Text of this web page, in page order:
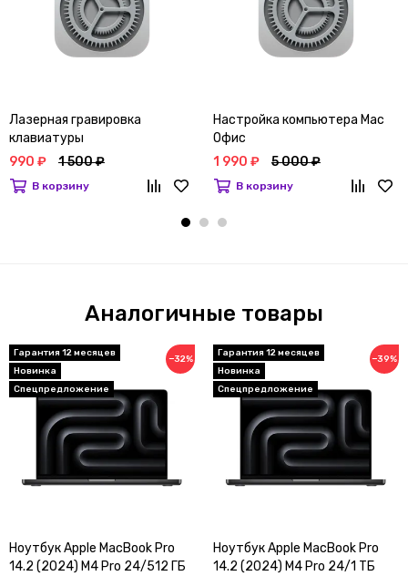
Лазерная гравировка
клавиатуры
990 ₽
1 500 ₽
В корзину
Настройка компьютера Mac
Офис
1 990 ₽
5 000 ₽
В корзину
Аналогичные товары
Гарантия 12 месяцев
Новинка
Спецпредложение
−32%
Ноутбук Apple MacBook Pro
14.2 (2024) M4 Pro 24/512 ГБ
Гарантия 12 месяцев
Новинка
Спецпредложение
−39%
Ноутбук Apple MacBook Pro
14.2 (2024) M4 Pro 24/1 ТБ